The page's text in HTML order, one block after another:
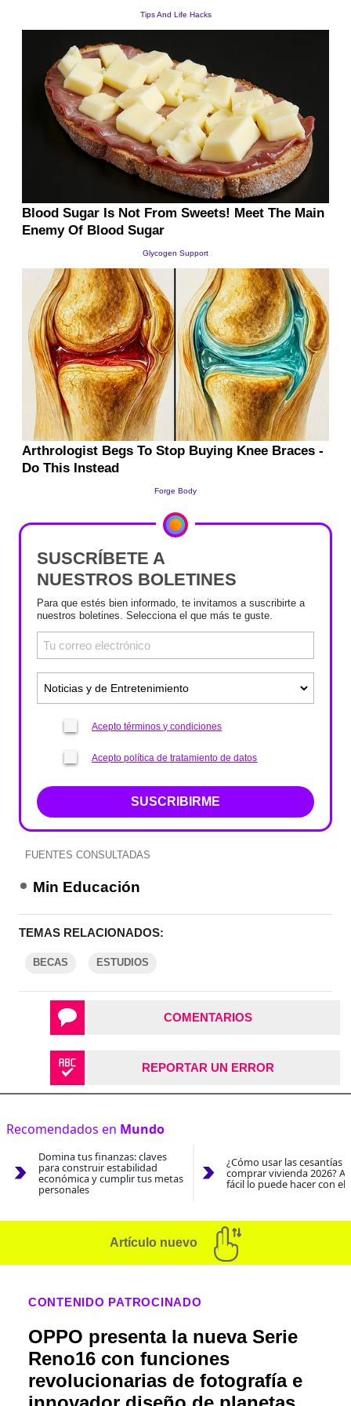
SUSCRÍBETE A
NUESTROS BOLETINES
Para que estés bien informado, te invitamos a suscribirte a
nuestros boletines. Selecciona el que más te guste.
Acepto términos y condiciones
Acepto política de tratamiento de datos
SUSCRIBIRME
FUENTES CONSULTADAS
Min Educación
TEMAS RELACIONADOS:
BECAS ESTUDIOS
COMENTARIOS
REPORTAR UN ERROR
Recomendados en Mundo
Domina tus finanzas: claves
para construir estabilidad
económica y cumplir tus metas
personales
¿Cómo usar las cesantías
comprar vivienda 2026?
fácil lo puede hacer con el
Artículo nuevo
CONTENIDO PATROCINADO
OPPO presenta la nueva Serie
Reno16 con funciones
revolucionarias de fotografía e